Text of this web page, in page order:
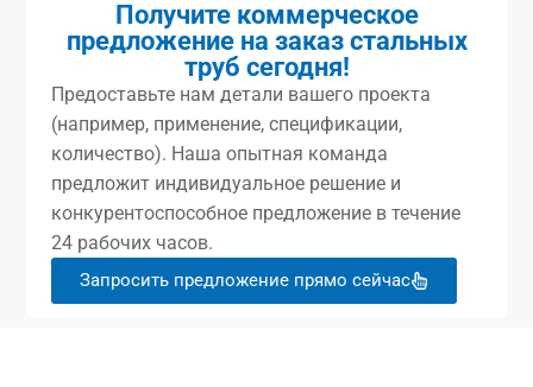
Получите коммерческое
предложение на заказ стальных
труб сегодня!
Предоставьте нам детали вашего проекта
(например, применение, спецификации,
количество). Наша опытная команда
предложит индивидуальное решение и
конкурентоспособное предложение в течение
24 рабочих часов.
Запросить предложение прямо сейчас